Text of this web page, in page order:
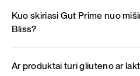
Kuo skiriasi Gut Prime nuo
Bliss?
Ar produktai turi gliuteno ar